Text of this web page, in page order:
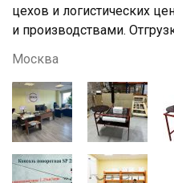
цехов и логистических
и производствами.
Москва